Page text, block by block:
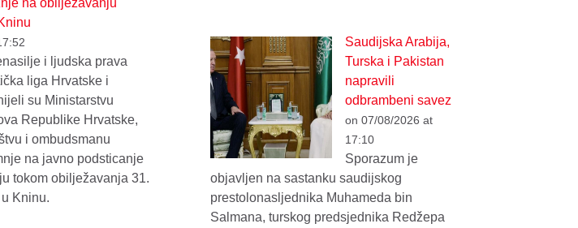
na obilježavanju
i ljudska prava
liga Hrvatske i
su Ministarstvu
Republike Hrvatske,
i ombudsmanu
na javno podsticanje
tokom obilježavanja 31.
Kninu.
Saudijska Arabija,
Turska i Pakistan
napravili
odbrambeni savez
on 07/08/2026 at
17:10
Sporazum je
objavljen na sastanku saudijskog
prestolonasljednika Muhameda bin
Salmana, turskog predsjednika Redžepa